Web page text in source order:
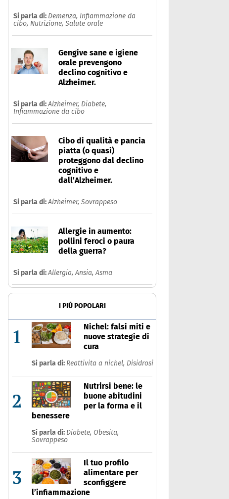
Diarrea
Che cos'è
Ultime notizie
Si parla di: Demenza, Infiammazione da
cibo, Nutrizione, Salute orale
Gengive sane e igiene
orale prevengono
declino cognitivo e
Alzheimer.
Si parla di:Alzheimer, Diabete,
Infiammazione da cibo
Cibo di qualità e pancia
piatta (o quasi)
proteggono dal declino
cognitivo e
dall’Alzheimer.
Si parla di:Alzheimer, Sovrappeso
Allergie in aumento:
pollini feroci o paura
della guerra?
Si parla di:Allergia,Ansia,Asma
I PIÚ POPOLARI
1
Nichel: falsi miti e
nuove strategie di
cura
Si parla di: Reattivita a nichel, Disidrosi
2
Nutrirsi bene: le
buone abitudini
per la forma e il
benessere
Si parla di: Diabete, Obesita,
Sovrappeso
3
Il tuo profilo
alimentare per
sconfiggere
l’infiammazione